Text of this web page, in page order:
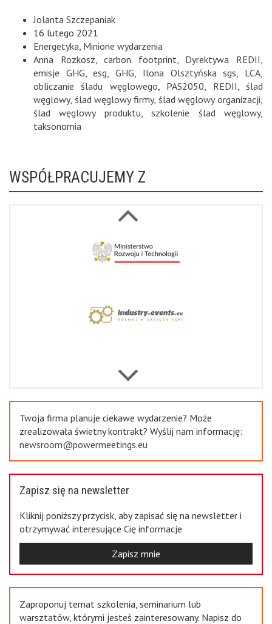
Jolanta Szczepaniak
16 lutego 2021
Energetyka Minione wydarzenia
Anna Rozkosz ,carbon footprint Dyrektywa REDII
emisje GHG ,esg ,GHG Ilona Olsztyńska sgs LCA
obliczanie śladu węglowego
PAS2050 REDII
ślad
węglowy, ślad węglowy firmy, ślad węglowy organizacji
ślad węglowy produktu ,szkolenie ślad węglowy,
taksonomia
WSPÓŁPRACUJEMY Z
Twoja firma planuje ciekawe wydarzenie? Może
zrealizowała świetny kontrakt? Wyślij nam informację:
newsroom@powermeetings.eu
Zapisz się na newsletter
Kliknij poniższy przycisk, aby zapisać się na newsletter i
otrzymywać interesujące Cię informacje
Zapisz mnie
Zaproponuj temat szkolenia, seminarium lub
warsztatów, którymi jesteś zainteresowany. Napisz do